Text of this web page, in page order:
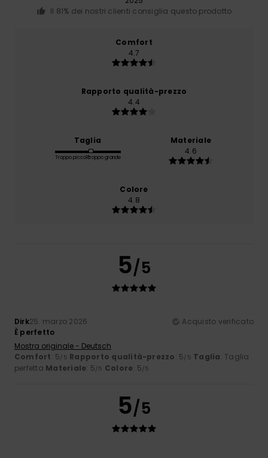
Il 81% dei nostri clienti consiglia questo prodotto
Comfort
4.7
Rapporto qualità-prezzo
4.4
Taglia
Troppo piccoloTroppo grande
Materiale
4.6
Colore
4.8
5/5
Dirk25. marzo 2026
Acquisto verificato
È perfetto
Mostra originale - Deutsch
Comfort: 5/5 Rapporto qualità-prezzo: 5/5 Taglia: Taglia
perfetta Materiale: 5/5 Colore: 5/5
5/5